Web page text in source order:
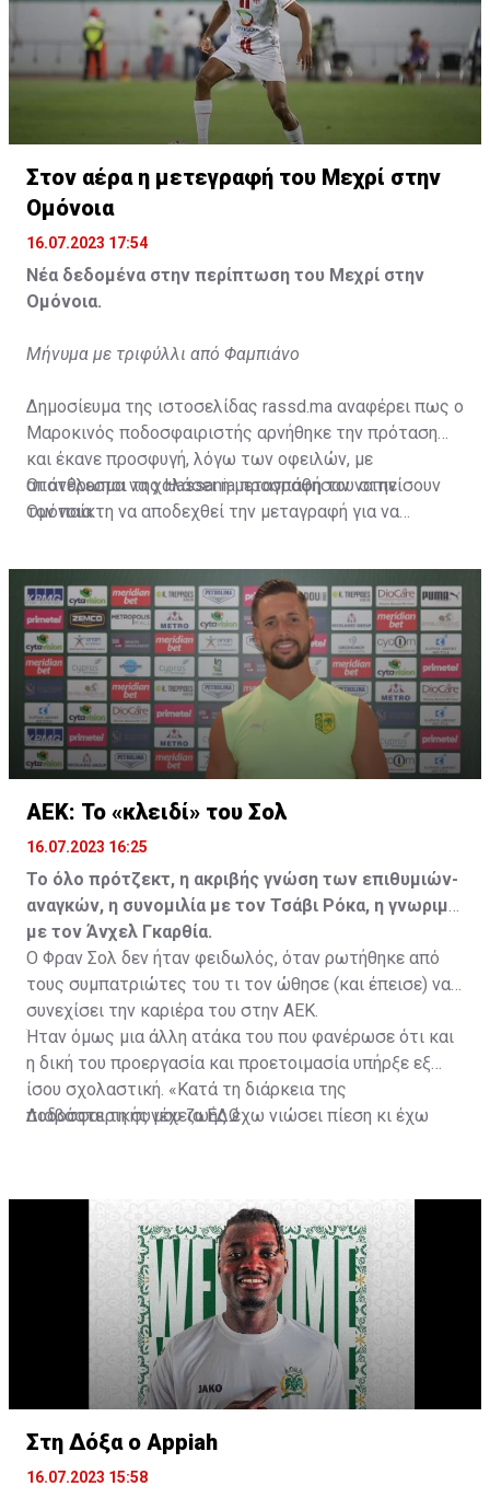
Στον αέρα η μετεγραφή του Μεχρί στην
Ομόνοια
16.07.2023 17:54
Νέα δεδομένα στην περίπτωση του Μεχρί στην
Ομόνοια.
Μήνυμα με τριφύλλι από Φαμπιάνο
Δημοσίευμα της ιστοσελίδας rassd.ma αναφέρει πως ο
Μαροκινός ποδοσφαιριστής αρνήθηκε την πρόταση
και έκανε προσφυγή, λόγω των οφειλών, με
αποτέλεσμα να χαλάσει η μεταγραφή του στην
Ομόνοια.
Οι άνθρωποι της Hassania προσπάθησαν να πείσουν
τον παίκτη να αποδεχθεί την μεταγραφή για να
μετακίνησή του, αλλά ο παίκτης αρνήθηκε και επέμεινε
να λύσει το συμβόλαιό του, ώστε να μετακομίσει
ελεύθερα σε οποιαδήποτε νέα ομάδα το τρέχον
καλοκαίρι.
ΑΕΚ: Το «κλειδί» του Σολ
16.07.2023 16:25
Το όλο πρότζεκτ, η ακριβής γνώση των επιθυμιών-
αναγκών, η συνομιλία με τον Τσάβι Ρόκα, η γνωριμία
με τον Άνχελ Γκαρθία.
Ο Φραν Σολ δεν ήταν φειδωλός, όταν ρωτήθηκε από
τους συμπατριώτες του τι τον ώθησε (και έπεισε) να
συνεχίσει την καριέρα του στην ΑΕΚ.
Ήταν όμως μια άλλη ατάκα του που φανέρωσε ότι και
η δική του προεργασία και προετοιμασία υπήρξε εξ
ίσου σχολαστική. «Κατά τη διάρκεια της
ποδοσφαιρικής μου ζωής έχω νιώσει πίεση κι έχω
31χρονος άσος.
Διαβάστε τη συνέχειαΕΔΩ
Στη Δόξα ο Appiah
16.07.2023 15:58